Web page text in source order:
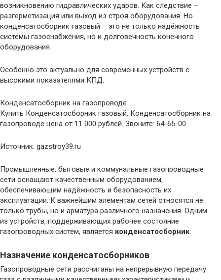
возникновению гидравлических ударов. Как следствие –
разгерметизация или выход из строя оборудования. Но
конденсатосборник газовый – это не только надёжность
системы газоснабжения, но и долговечность конечного
оборудования.
Особенно это актуально для современных устройств с
высокими показателями КПД.
Конденсатосборник на газопроводе
Купить Конденсатосборник газовый. Конденсатосборник на
газопроводе цена от 11 000 рублей. Звоните: 64-65-00
Источник: gazstroy39.ru
Промышленные, бытовые и коммунальные газопроводные
сети оснащают качественным оборудованием,
обеспечивающим надёжность и безопасность их
эксплуатации. К важнейшим элементам сетей относятся не
только трубы, но и арматура различного назначения. Одним
из устройств, поддерживающих рабочее состояние
газопроводных систем, является конденсатосборник.
Назначение конденсатосборников
Газопроводные сети рассчитаны на непрерывную передачу